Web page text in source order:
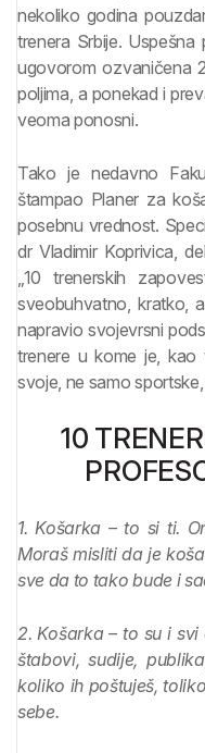
nekoliko godina
trenera Srbije.
ugovorom ozvaničena
poljima, a ponekad i
veoma ponosni.
Tako je nedavno
štampao Planer za
posebnu vrednost.
dr Vladimir Koprivica,
„10 trenerskih
sveobuhvatno, kratko,
napravio svojevrsni
trenere u kome je, kao
svoje, ne samo
10
1. Košarka – to si ti.
Moraš misliti da je
sve da to tako bude i
2. Košarka – to su i
štabovi, sudije,
koliko ih poštuješ,
sebe.